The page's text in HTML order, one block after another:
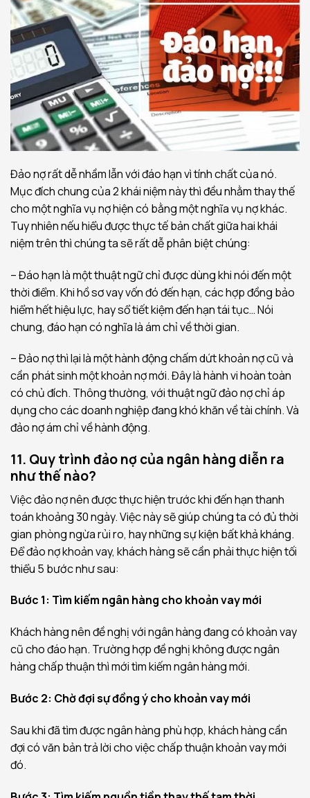
Đảo nợ rất dễ nhầm lẫn với đáo hạn vì tính chất của nó.
Mục đích chung của 2 khái niệm này thì đều nhằm thay thế
cho một nghĩa vụ nợ hiện có bằng một nghĩa vụ nợ khác.
Tuy nhiên nếu hiểu được thực tế bản chất giữa hai khái
niệm trên thì chúng ta sẽ rất dễ phân biệt chúng:
– Đáo hạn là một thuật ngữ chỉ được dùng khi nói đến một
thời điểm. Khi hồ sơ vay vốn đó đến hạn, các hợp đồng bảo
hiểm hết hiệu lực, hay sổ tiết kiệm đến hạn tái tục… Nói
chung, đáo hạn có nghĩa là ám chỉ về thời gian.
– Đảo nợ thì lại là một hành động chấm dứt khoản nợ cũ và
cần phát sinh một khoản nợ mới. Đây là hành vi hoàn toàn
có chủ đích. Thông thường, với thuật ngữ đảo nợ chỉ áp
dụng cho các doanh nghiệp đang khó khăn về tài chính. Và
đảo nợ ám chỉ về hành động.
11. Quy trình đảo nợ của ngân hàng diễn ra
như thế nào?
Việc đảo nợ nên được thực hiện trước khi đến hạn thanh
toán khoảng 30 ngày. Việc này sẽ giúp chúng ta có đủ thời
gian phòng ngừa rủi ro, hay những sự kiện bất khả kháng.
Để đảo nợ khoản vay, khách hàng sẽ cần phải thực hiện tối
thiểu 5 bước như sau:
Bước 1: Tìm kiếm ngân hàng cho khoản vay mới
Khách hàng nên đề nghị với ngân hàng đang có khoản vay
cũ cho đáo hạn. Trường hợp đề nghị không được ngân
hàng chấp thuận thì mới tìm kiếm ngân hàng mới.
Bước 2: Chờ đợi sự đồng ý cho khoản vay mới
Sau khi đã tìm được ngân hàng phù hợp, khách hàng cần
đợi có văn bản trả lời cho việc chấp thuận khoản vay mới
đó.